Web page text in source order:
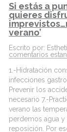
Si estás a
quieres
verano’
Escrito por:
comentarios
1.-Hidratación
infecciones
Prevenir los
necesario 7.-
verano las
perdemos agua
reposición. Por